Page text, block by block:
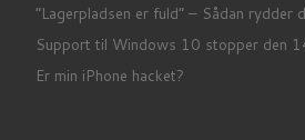
“Lagerpladsen er fuld” – Sådan rydder
Support til Windows 10 stopper den
Er min iPhone hacket?